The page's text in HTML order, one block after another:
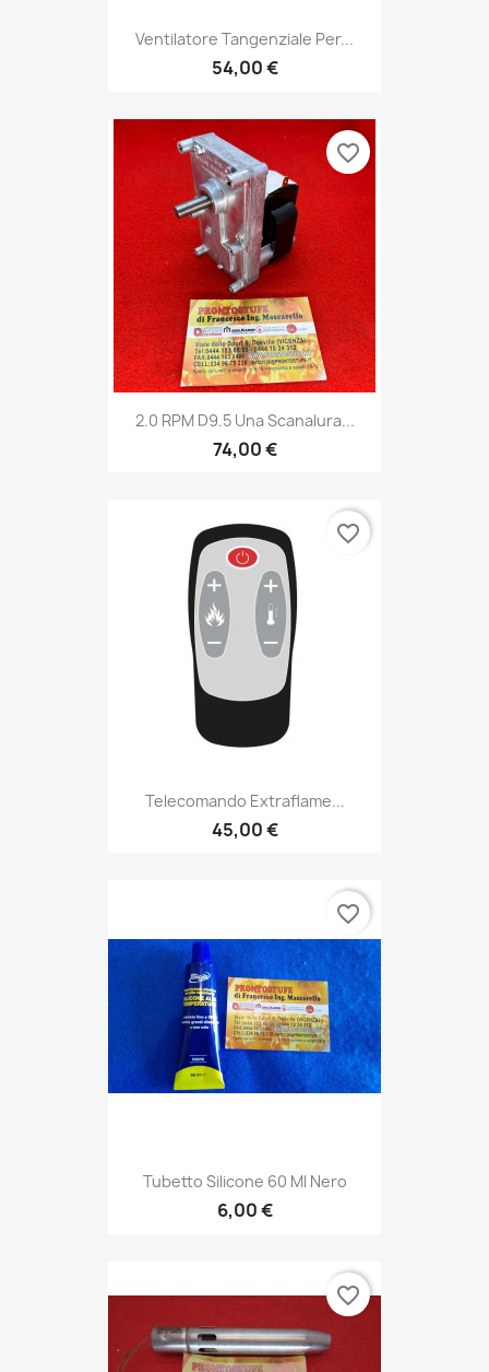
Ventilatore Tangenziale Per...
54,00 €
2.0 RPM D9.5 Una Scanalura...
74,00 €
favorite_border
Telecomando Extraflame...
45,00 €
favorite_border
Tubetto Silicone 60 Ml Nero
6,00 €
favorite_border
favorite_border